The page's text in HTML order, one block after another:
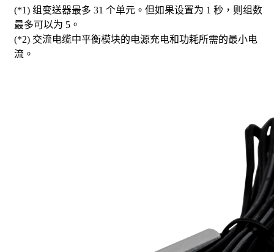
(*1) 组变送器最多 31 个单元。但如果设置为 1 秒，则组数
最多可以为 5。
(*2) 交流电缆中平衡模块的电源充电和功耗所需的最小电
流。